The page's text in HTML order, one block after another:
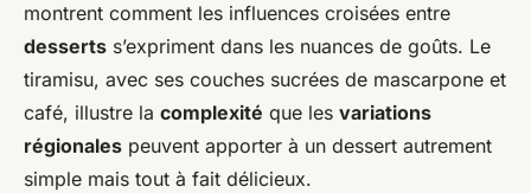
montrent comment les influences croisées entre
desserts s’expriment dans les nuances de goûts. Le
tiramisu, avec ses couches sucrées de mascarpone et
café, illustre la complexité que les variations
régionales peuvent apporter à un dessert autrement
simple mais tout à fait délicieux.